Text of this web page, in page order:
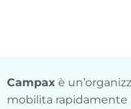
Campax è
mobilita rapidamente